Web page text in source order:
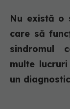
Nu există o
care să
sindromul
multe
un